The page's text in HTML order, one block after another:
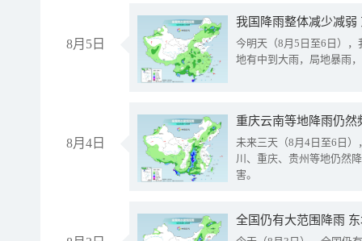
8月5日
我国降雨整体减少减弱
今明天（8月5日至6日）
地有中到大雨，局地暴雨
8月4日
重庆云南等地降雨仍然
未来三天（8月4日至6日
川、重庆、贵州等地仍然
害。
全国仍有大范围降雨